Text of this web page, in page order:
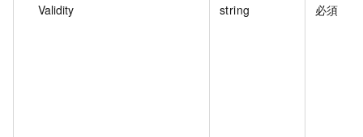
Validity string 必須